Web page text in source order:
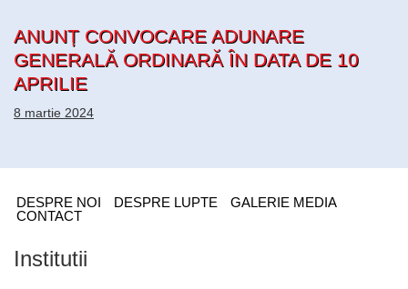
ANUNȚ CONVOCARE ADUNARE
GENERALĂ ORDINARĂ ÎN DATA DE 10
APRILIE
8 martie 2024
DESPRE NOI DESPRE LUPTE
GALERIE MEDIA
CONTACT
Institutii